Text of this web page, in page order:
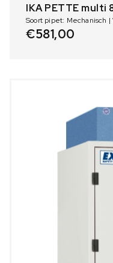
IKA PETTE multi
Soort pipet: Mechanisch
€581,00